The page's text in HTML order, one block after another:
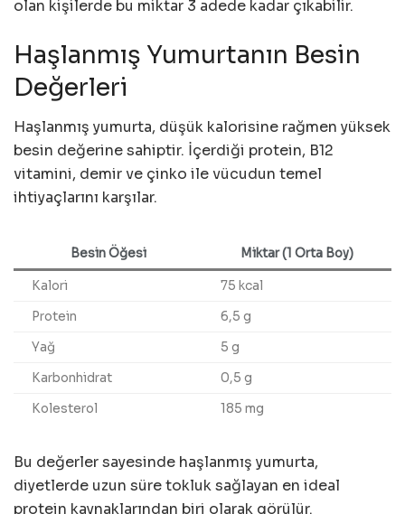
olan kişilerde bu miktar 3 adede kadar çıkabilir.
Haşlanmış Yumurtanın Besin
Değerleri
Haşlanmış yumurta, düşük kalorisine rağmen yüksek
besin değerine sahiptir. İçerdiği protein, B12
vitamini, demir ve çinko ile vücudun temel
ihtiyaçlarını karşılar.
Besin Öğesi Miktar (1 Orta Boy)
Kalori
75 kcal
Protein
6,5 g
Yağ
5 g
Karbonhidrat
0,5 g
Kolesterol
185 mg
Bu değerler sayesinde haşlanmış yumurta,
diyetlerde uzun süre tokluk sağlayan en ideal
protein kaynaklarından biri olarak görülür.